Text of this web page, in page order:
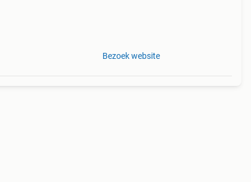
Bezoek website